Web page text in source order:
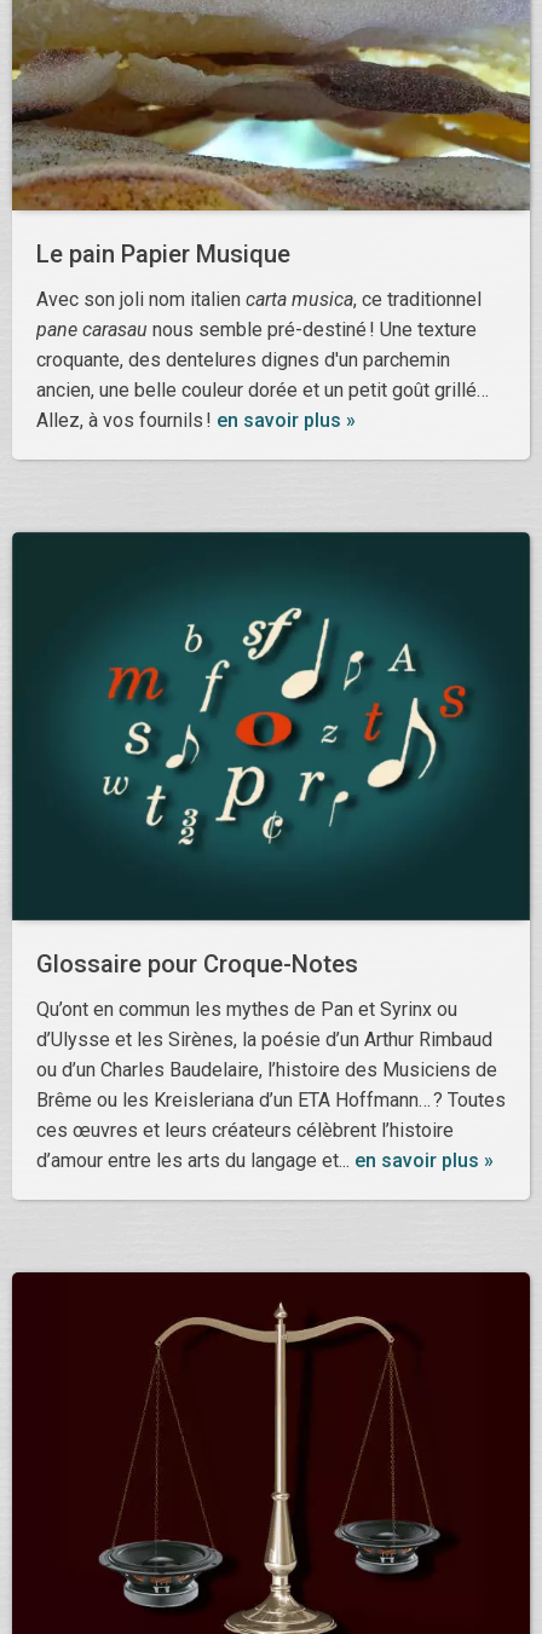
Le pain Papier Musique
Avec son joli nom italien carta musica, ce traditionnel
pane carasau nous semble pré-destiné ! Une texture
croquante, des dentelures dignes d'un parchemin
ancien, une belle couleur dorée et un petit goût grillé…
Allez, à vos fournils ! en savoir plus »
Glossaire pour Croque-Notes
Qu’ont en commun les mythes de Pan et Syrinx ou
d’Ulysse et les Sirènes, la poésie d’un Arthur Rimbaud
ou d’un Charles Baudelaire, l’histoire des Musiciens de
Brême ou les Kreisleriana d’un ETA Hoffmann… ? Toutes
ces œuvres et leurs créateurs célèbrent l’histoire
d’amour entre les arts du langage et... en savoir plus »